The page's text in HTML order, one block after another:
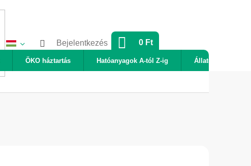
Bejelentkezés KOSÁR
0 Ft
ÖKO háztartás Hatóanyagok A-tól Z-ig Állatok